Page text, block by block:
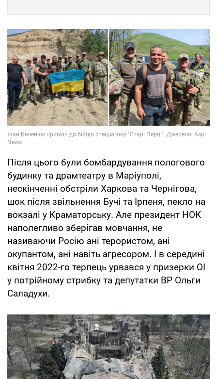
Після цього були бомбардування пологового
будинку та драмтеатру в Маріуполі,
нескінченні обстріли Харкова та Чернігова,
шок після звільнення Бучі та Ірпеня, пекло на
вокзалі у Краматорську. Але президент НОК
наполегливо зберігав мовчання, не
називаючи Росію ані терористом, ані
окупантом, ані навіть агресором. І в середині
квітня 2022-го терпець урвався у призерки ОІ
у потрійному стрибку та депутатки ВР Ольги
Саладухи.